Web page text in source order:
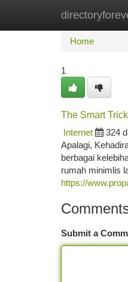
Home
Home
1
The Smart
Internet
324
Apalagi,
berbagai
rumah minimlis
https://
Submit a